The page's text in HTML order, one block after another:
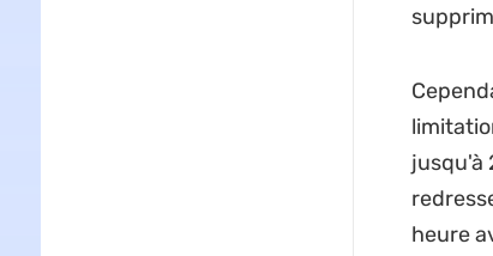
jusqu'à
heure